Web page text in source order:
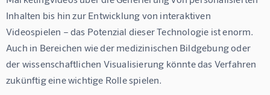
Inhalten bis hin zur Entwicklung von interaktiven
Videospielen – das Potenzial dieser Technologie ist enorm.
Auch in Bereichen wie der medizinischen Bildgebung oder
der wissenschaftlichen Visualisierung könnte das Verfahren
zukünftig eine wichtige Rolle spielen.